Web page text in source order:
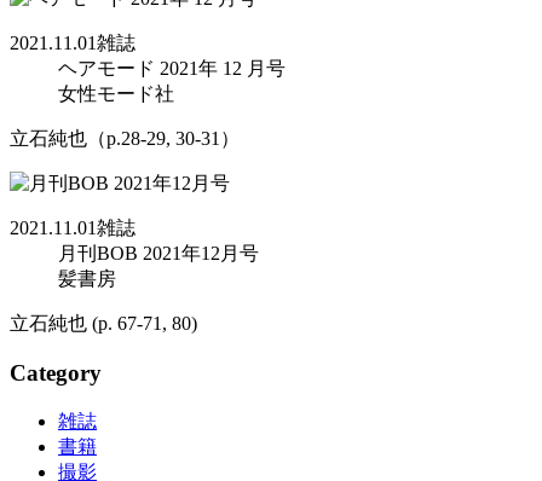
2021.11.01雑誌
ヘアモード 2021年 12 月号
女性モード社
立石純也（p.28-29, 30-31）
2021.11.01雑誌
月刊BOB 2021年12月号
髪書房
立石純也 (p. 67-71, 80)
Category
雑誌
書籍
撮影